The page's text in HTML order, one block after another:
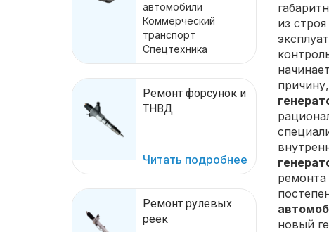
автомобили
Коммерческий
транспорт
Спецтехника
Ремонт форсунок и
ТНВД
Читать подробнее
Ремонт рулевых
реек
из
новый